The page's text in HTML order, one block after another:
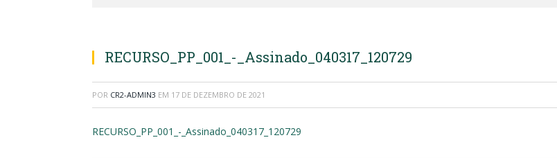
RECURSO_PP_001_-_Assinado_040317_120729
POR CR2-ADMIN3 EM 17 DE DEZEMBRO DE 2021
RECURSO_PP_001_-_Assinado_040317_120729